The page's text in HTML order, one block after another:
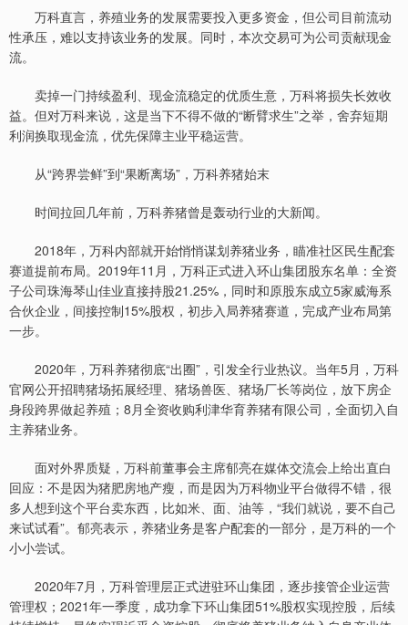
万科直言，养殖业务的发展需要投入更多资金，但公司目前流动
性承压，难以支持该业务的发展。同时，本次交易可为公司贡献现金
流。
卖掉一门持续盈利、现金流稳定的优质生意，万科将损失长效收
益。但对万科来说，这是当下不得不做的“断臂求生”之举，舍弃短期
利润换取现金流，优先保障主业平稳运营。
从“跨界尝鲜”到“果断离场”，万科养猪始末
时间拉回几年前，万科养猪曾是轰动行业的大新闻。
2018年，万科内部就开始悄悄谋划养猪业务，瞄准社区民生配套
赛道提前布局。2019年11月，万科正式进入环山集团股东名单：全资
子公司珠海琴山佳业直接持股21.25%，同时和原股东成立5家威海系
合伙企业，间接控制15%股权，初步入局养猪赛道，完成产业布局第
一步。
2020年，万科养猪彻底“出圈”，引发全行业热议。当年5月，万科
官网公开招聘猪场拓展经理、猪场兽医、猪场厂长等岗位，放下房企
身段跨界做起养殖；8月全资收购利津华育养猪有限公司，全面切入自
主养猪业务。
面对外界质疑，万科前董事会主席郁亮在媒体交流会上给出直白
回应：不是因为猪肥房地产瘦，而是因为万科物业平台做得不错，很
多人想到这个平台卖东西，比如米、面、油等，“我们就说，要不自己
来试试看”。郁亮表示，养猪业务是客户配套的一部分，是万科的一个
小小尝试。
2020年7月，万科管理层正式进驻环山集团，逐步接管企业运营
管理权；2021年一季度，成功拿下环山集团51%股权实现控股，后续